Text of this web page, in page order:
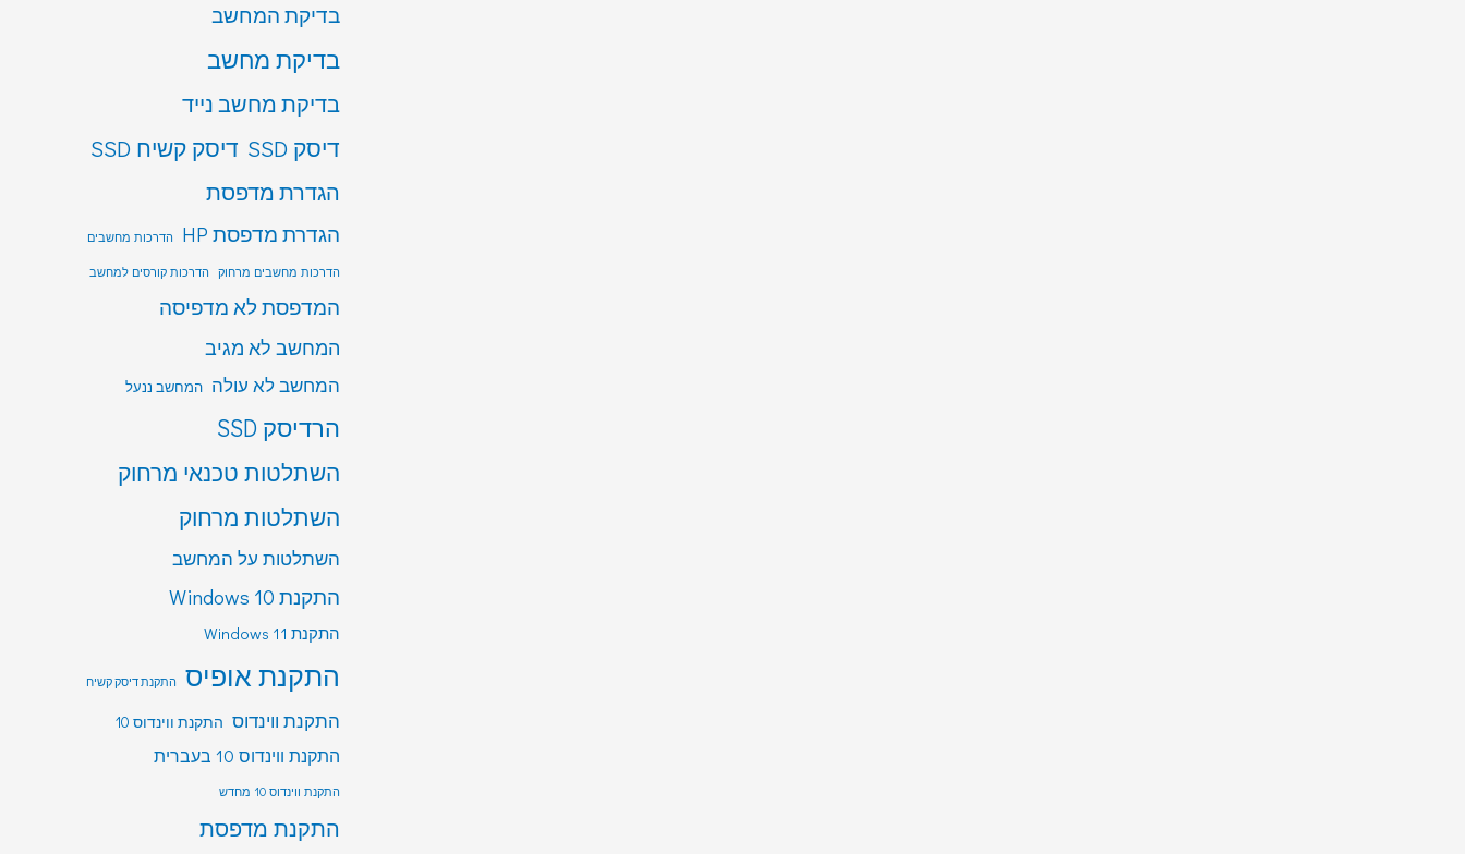
בדיקת המחשב
בדיקת מחשב
בדיקת מחשב נייד
דיסק SSD דיסק קשיח SSD
הגדרת מדפסת
הגדרת מדפסת HP הדרכות מחשבים
הדרכות מחשבים מרחוק הדרכות קורסים למחשב
המדפסת לא מדפיסה
המחשב לא מגיב
המחשב לא עולה המחשב ננעל
הרדיסק SSD
השתלטות טכנאי מרחוק
השתלטות מרחוק
השתלטות על המחשב
התקנת Windows 10
התקנת Windows 11
התקנת אופיס התקנת דיסק קשיח
התקנת ווינדוס התקנת ווינדוס 10
התקנת ווינדוס 10 בעברית
התקנת ווינדוס 10 מחדש
התקנת מדפסת